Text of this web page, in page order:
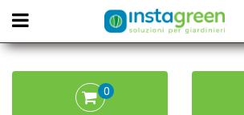
Open menu
0